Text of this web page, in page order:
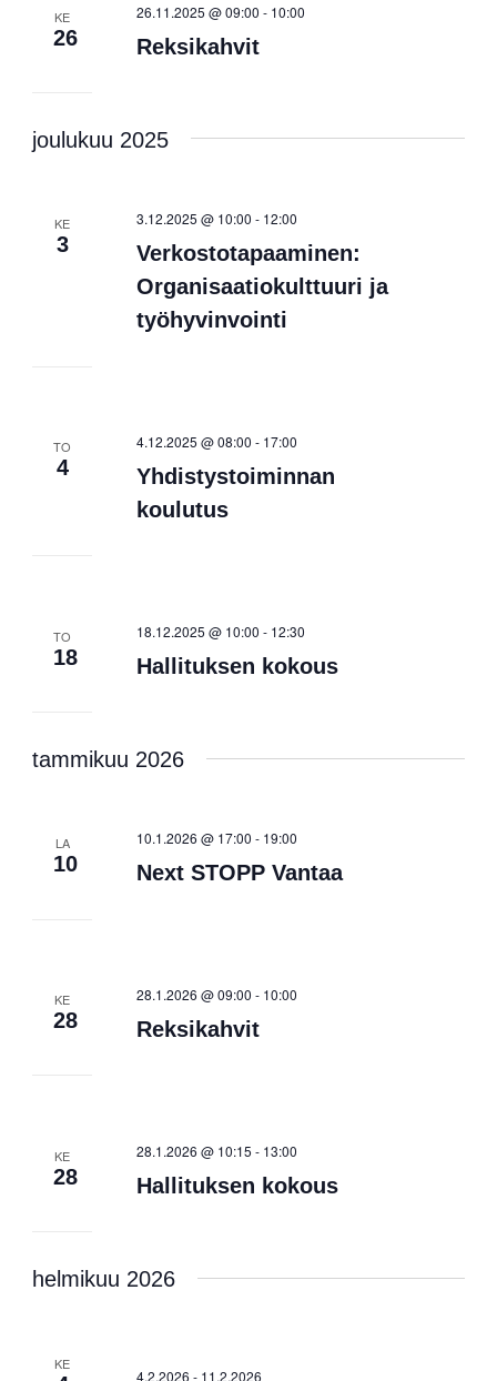
KE
26 Reksikahvit
26.11.2025 @ 09:00 - 10:00
joulukuu 2025
KE
3
Verkostotapaaminen:
Organisaatiokulttuuri ja
työhyvinvointi
3.12.2025 @ 10:00 - 12:00
TO
4
Yhdistystoiminnan
koulutus
4.12.2025 @ 08:00 - 17:00
TO
18 Hallituksen kokous
18.12.2025 @ 10:00 - 12:30
tammikuu 2026
LA
10 Next STOPP Vantaa
10.1.2026 @ 17:00 - 19:00
KE
28 Reksikahvit
28.1.2026 @ 09:00 - 10:00
KE
28 Hallituksen kokous
28.1.2026 @ 10:15 - 13:00
helmikuu 2026
KE
4.2.2026 - 11.2.2026